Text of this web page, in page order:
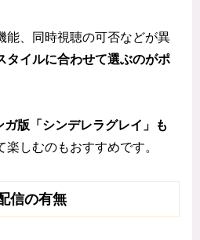
能、同時視聴の可否などが異
タイルに合わせて選ぶのがポ
版「シンデレラグレイ」も
楽しむのもおすすめです。
信の有無